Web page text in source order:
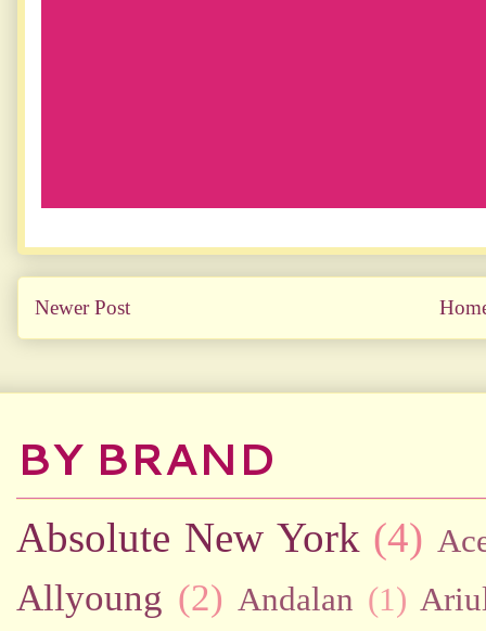
Newer Post
BY BRAND
Absolute New York (4)
Allyoung (2) Andalan (1)